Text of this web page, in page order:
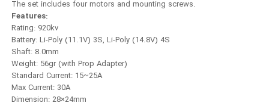
The set includes four motors and mounting screws.
Features:
Rating: 920kv
Battery: Li-Poly (11.1V) 3S, Li-Poly (14.8V) 4S
Shaft: 8.0mm
Weight: 56gr (with Prop Adapter)
Standard Current: 15~25A
Max Current: 30A
Dimension: 28×24mm